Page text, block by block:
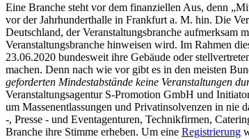
Eine Branche steht vor dem finanziellen Aus, denn
vor der Jahrhunderthalle in Frankfurt a. M. hin. Die
Deutschland, der Veranstaltungsbranche aufmerksam
Veranstaltungsbranche hinweisen wird. Im Rahmen
23.06.2020 bundesweit ihre Gebäude oder
machen. Denn nach wie vor gibt es in den meisten
geforderten Mindestabstände keine Veranstaltungen
Veranstaltungsagentur S‐Promotion GmbH und
um Massenentlassungen und Privatinsolvenzen in nie
‐, Presse ‐ und Eventagenturen, Technikfirmen,
Branche ihre Stimme erheben. Um eine Registrierung